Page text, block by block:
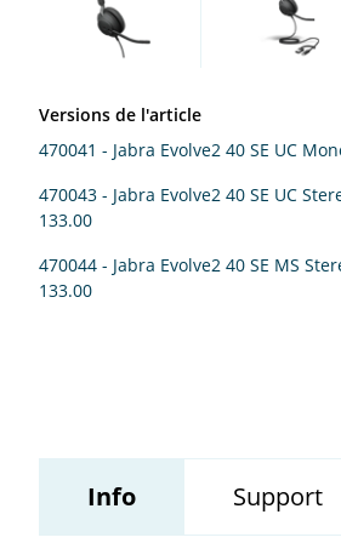
Versions de l'article
470041 - Jabra Evolve2 40 SE UC
470043 - Jabra Evolve2 40 SE UC
133.00
470044 - Jabra Evolve2 40 SE MS
133.00
Info Support